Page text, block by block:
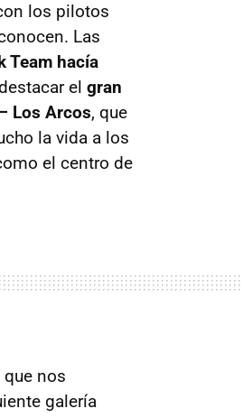
los pilotos
Las
Team hacía
el gran
Los Arcos, que
la vida a los
el centro de
nos
galería